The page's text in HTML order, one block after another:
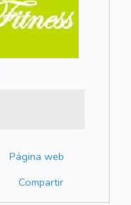
Página web
Compartir